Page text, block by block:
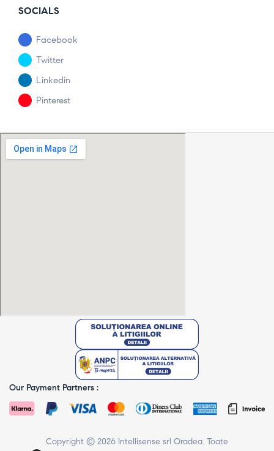
SOCIALS
Facebook
Twitter
Linkedin
Pinterest
Our Payment Partners :
Copyright © 2026 Intellisense srl Oradea. Toate